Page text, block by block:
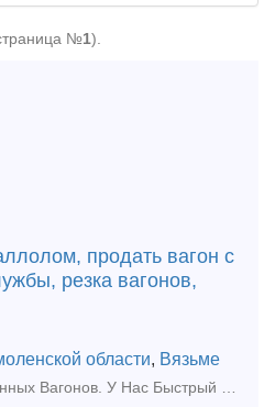
№1).
продать вагон с
резка вагонов,
области, Вязьме
Производим Выкуп списанных Вагонов. У Нас Быстрый выкуп Вагонов с истёкшим сроком службы. Выкупаем любые жд Вагоны, в независимости от состояния Вагона, расчёт производим любым удобным для Вас с